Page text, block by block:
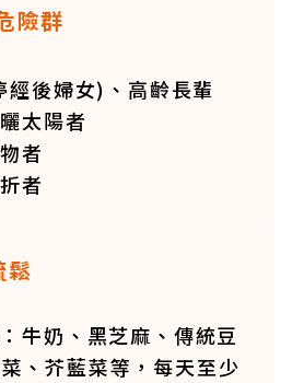
險群
後婦女)、高齡長輩
太陽者
者
者
鬆
牛奶、黑芝麻、傳統豆
、芥藍菜等，每天至少